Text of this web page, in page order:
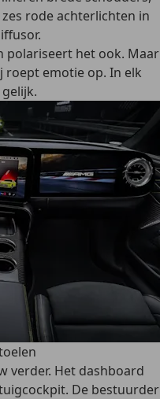
rode achterlichten in
polariseert het ook. Maar
roept emotie op. In elk
verder. Het dashboard
De bestuurder